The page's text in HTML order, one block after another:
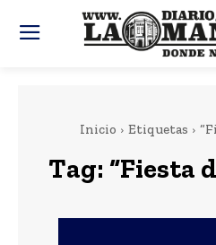
Inicio Etiquetas
Tag: “Fiesta